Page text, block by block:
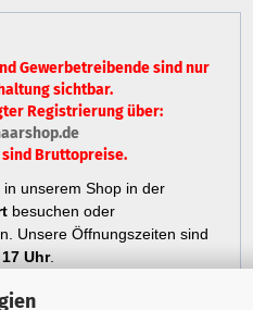
Gewerbetreibende sind nur
sichtbar.
Registrierung über:
Bruttopreise.
unserem Shop in der
besuchen oder
Unsere Öffnungszeiten sind
Uhr.